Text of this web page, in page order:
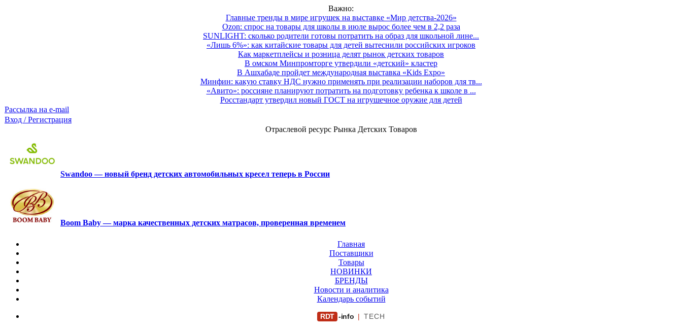
Важно:
Главные тренды в мире игрушек на выставке «Мир детства-2026»
Ozon: спрос на товары для школы в июле вырос более чем в 2,2 раза
SUNLIGHT: сколько родители готовы потратить на образ для школьной лине...
«Лишь 6%»: как китайские товары для детей вытеснили российских игроков
Как маркетплейсы и розница делят рынок детских товаров
В омском Минпромторге утвердили «детский» кластер
В Ашхабаде пройдет международная выставка «Kids Expo»
Минфин: какую ставку НДС нужно применять при реализации наборов для тв...
«Авито»: россияне планируют потратить на подготовку ребенка к школе в ...
Росстандарт утвердил новый ГОСТ на игрушечное оружие для детей
Рассылка на e-mail
Вход / Регистрация
Отраслевой ресурс Рынка Детских Товаров
Swandoo — новый бренд детских автомобильных кресел теперь в России
Boom Baby — марка качественных детских матрасов, проверенная временем
Главная
Поставщики
Товары
НОВИНКИ
БРЕНДЫ
Новости и аналитика
Календарь событий
RDT -info | TECH